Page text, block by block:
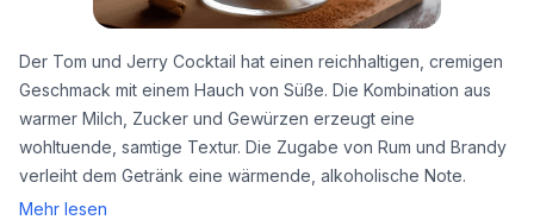
Der Tom und Jerry Cocktail hat einen reichhaltigen, cremigen
Geschmack mit einem Hauch von Süße. Die Kombination aus
warmer Milch, Zucker und Gewürzen erzeugt eine
wohltuende, samtige Textur. Die Zugabe von Rum und Brandy
verleiht dem Getränk eine wärmende, alkoholische Note.
Mehr lesen